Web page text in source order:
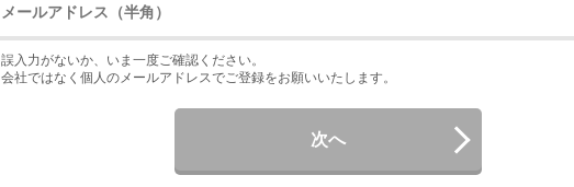
入力がないか、いま一度ご確認ください。
社ではなく個人のメールアドレスでご登録をお願いいたします。
次へ